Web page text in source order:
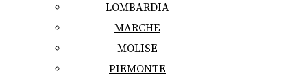
LOMBARDIA
MARCHE
MOLISE
PIEMONTE